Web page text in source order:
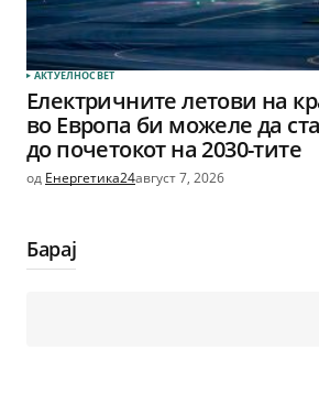
АКТУЕЛНОСВЕТ
Електричните летови на
во Европа би можеле да
до почетокот на 2030-тите
од Енергетика24август 7, 2026
Барај